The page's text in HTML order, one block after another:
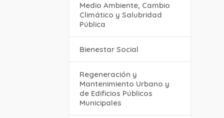
Medio Ambiente, Cambio
Climático y Salubridad
Pública
Bienestar Social
Regeneración y
Mantenimiento Urbano y
de Edificios Públicos
Municipales